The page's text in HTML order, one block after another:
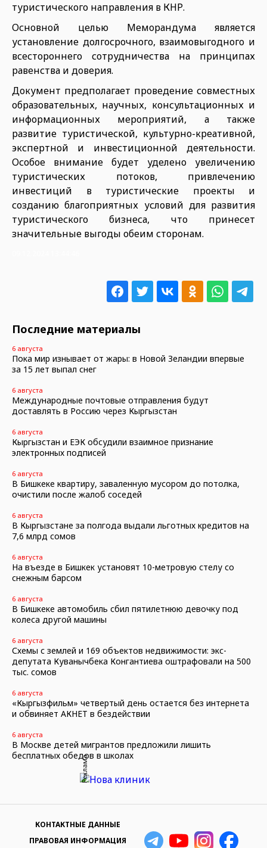
туристического направления в КНР.
Основной целью Меморандума является
установление долгосрочного, взаимовыгодного и
всестороннего сотрудничества на принципах
равенства и доверия.
Документ предполагает проведение совместных
образовательных, научных, консультационных и
информационных мероприятий, а также
развитие туристической, культурно-креативной,
экспертной и инвестиционной деятельности.
Особое внимание будет уделено увеличению
туристических потоков, привлечению
инвестиций в туристические проекты и
созданию благоприятных условий для развития
туристического бизнеса, что принесет
значительные выгоды обеим сторонам.
Последние материалы
6 августа
Пока мир изнывает от жары: в Новой Зеландии впервые
за 15 лет выпал снег
6 августа
Международные почтовые отправления будут
доставлять в Россию через Кыргызстан
6 августа
Кыргызстан и ЕЭК обсудили взаимное признание
электронных подписей
6 августа
В Бишкеке квартиру, заваленную мусором до потолка,
очистили после жалоб соседей
6 августа
В Кыргызстане за полгода выдали льготных кредитов на
7,6 млрд сомов
6 августа
На въезде в Бишкек установят 10-метровую стелу со
снежным барсом
6 августа
В Бишкеке автомобиль сбил пятилетнюю девочку под
колеса другой машины
6 августа
Схемы с землей и 169 объектов недвижимости: экс-
депутата Куванычбека Конгантиева оштрафовали на 500
тыс. сомов
6 августа
«Кыргызфильм» четвертый день остается без интернета
и обвиняет АКНЕТ в бездействии
6 августа
В Москве детей мигрантов предложили лишить
бесплатных обедов в школах
Реклама
КОНТАКТНЫЕ ДАННЫЕ
ПРАВОВАЯ ИНФОРМАЦИЯ